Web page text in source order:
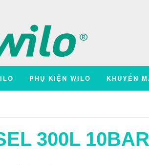
PHỤ KIỆN WILO KHUYẾN
300L 10BAR